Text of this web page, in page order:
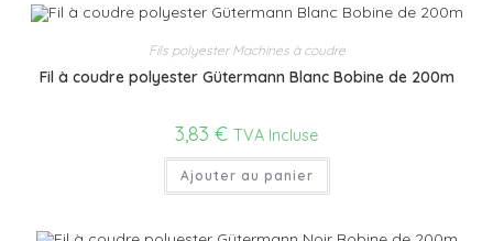
Fils polyester Machines à coudre
Fil à coudre polyester Gütermann Blanc Bobine de 200m
3,83 € TVA Incluse
Ajouter au panier